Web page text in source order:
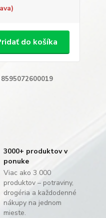
do košíka
8595072600019
3000+ produktov v
ponuke
Viac ako 3 000
produktov – potraviny,
drogéria a každodenné
nákupy na jednom
mieste.